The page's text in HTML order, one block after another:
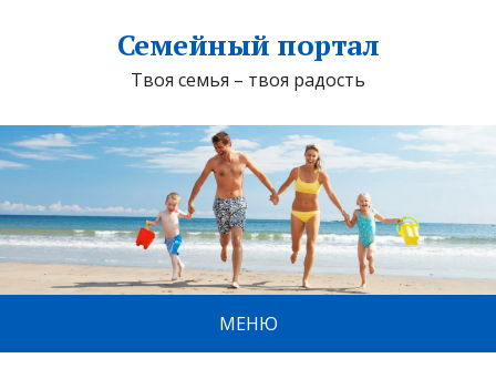
Семейный портал
Твоя семья – твоя радость
МЕНЮ